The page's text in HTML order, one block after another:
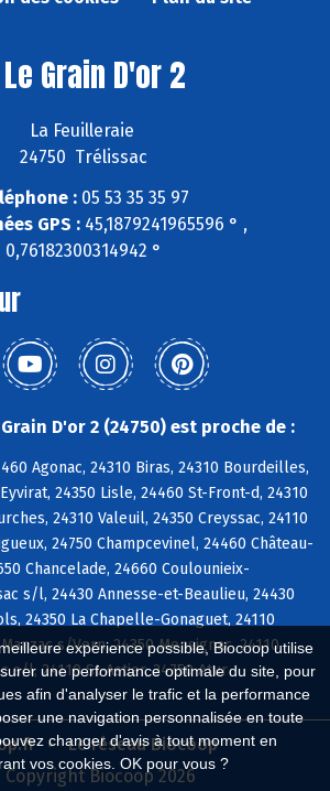
expérience possible, Biocoop utilise
une performance optimale du site, pour
afin d'analyser le trafic et la performance
une navigation personnalisée en toute
changer d'avis à tout moment en
vos cookies. OK pour vous ?
Le Grain D'or 2
La Feuilleraie
24750 Trélissac
:05 53 35 35 97
GPS : 45,1879241965596 ° ,
0,76182300314942 °
D'or 2 (24750) est proche de :
Agonac, 24310 Biras, 24310 Bourdeilles,
24350 Lisle, 24460 St-Front-d, 24310
24310 Valeuil, 24350 Creyssac, 24110
24750 Champcevinel, 24460 Château-
Chancelade, 24660 Coulounieix-
s/l, 24430 Annesse-et-Beaulieu, 24430
24350 La Chapelle-Gonaguet, 24110
s/Vern, 24350 Mensignac, 24110
s/l, 24110 St-Astier, 24750 Atur
Le réseau Biocoop
Copyright Biocoop 2026